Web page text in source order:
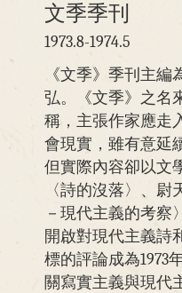
文季季刊
1973.8-1974.5
《文季》季刊主
弘。《文季》之名
稱，主張作家應走
會現實，雖有意延
但實際內容卻以文
〈詩的沒落〉、
－現代主義的考察
開啟對現代主義詩
標的評論成為1973
關寫實主義與現代